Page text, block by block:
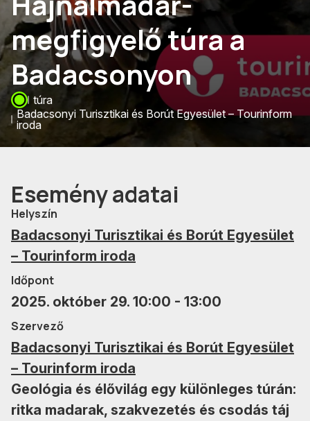
megfigyelő túra a
Badacsonyon
túra
Badacsonyi Turisztikai és Borút Egyesület – Tourinform
iroda
Esemény adatai
Helyszín
Badacsonyi Turisztikai és Borút Egyesület
– Tourinform iroda
Időpont
2025. október 29. 10:00 - 13:00
Szervező
Badacsonyi Turisztikai és Borút Egyesület
– Tourinform iroda
Geológia és élővilág egy különleges túrán:
ritka madarak, szakvezetés és csodás táj